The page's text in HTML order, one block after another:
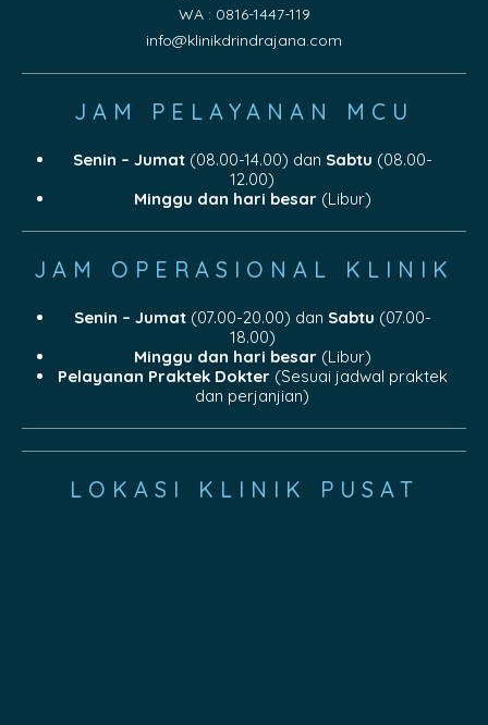
WA : 0816-1447-119
info@klinikdrindrajana.com
JAM PELAYANAN MCU
Senin – Jumat(08.00-14.00) dan Sabtu (08.00-
12.00)
Minggu dan hari besar(Libur)
JAM OPERASIONAL KLINIK
Senin – Jumat(07.00-20.00) dan Sabtu (07.00-
18.00)
Minggu dan hari besar(Libur)
Pelayanan Praktek Dokter(Sesuai jadwal praktek
dan perjanjian)
LOKASI KLINIK PUSAT